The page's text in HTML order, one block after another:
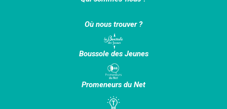
Où nous trouver ?
Boussole des Jeunes
Promeneurs du Net